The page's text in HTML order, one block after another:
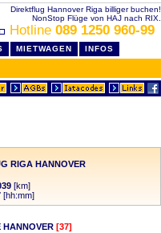
Direktflug Hannover Riga billiger buchen!
NonStop Flüge von HAJ nach RIX.
Hotline 089 1250 960-99
MIETWAGEN INFOS
RIGA HANNOVER
[km]
[hh:mm]
HANNOVER [37]